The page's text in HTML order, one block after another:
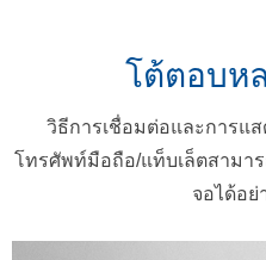
โต้ตอบห
วิธีการเชื่อมต่อและการแ
โทรศัพท์มือถือ/แท็บเล็ตสามา
จอได้อย่